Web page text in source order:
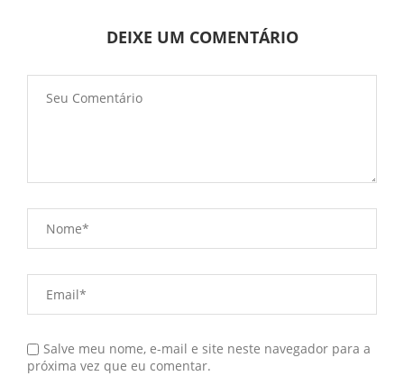
DEIXE UM COMENTÁRIO
Salve meu nome, e-mail e site neste navegador para a
próxima vez que eu comentar.